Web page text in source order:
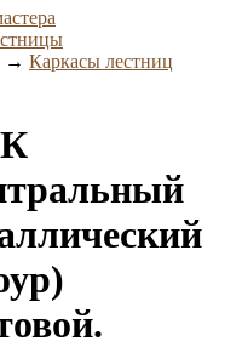
→ Каркасы лестниц